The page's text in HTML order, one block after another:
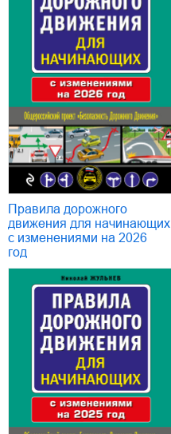
Правила дорожного
движения для начинающих
с изменениями на 2026
год